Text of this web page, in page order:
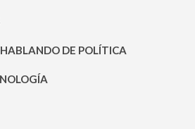
DE POLÍTICA